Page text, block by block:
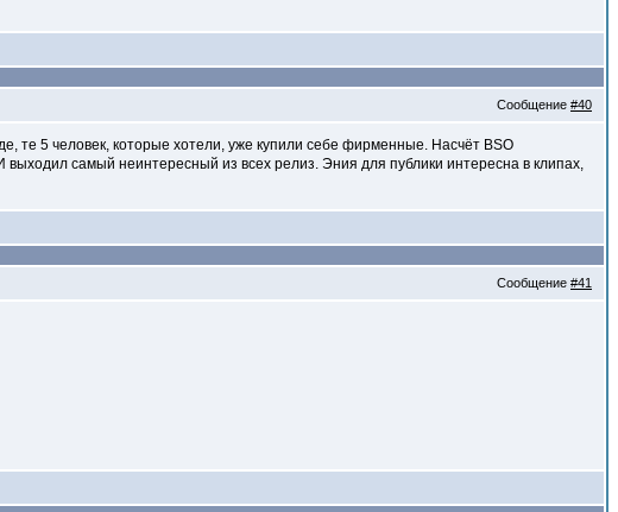
Сообщение #40
те 5 человек, которые хотели, уже купили себе фирменные. Насчёт BSO
самый неинтересный из всех релиз. Эния для публики интересна в клипах,
Сообщение #41